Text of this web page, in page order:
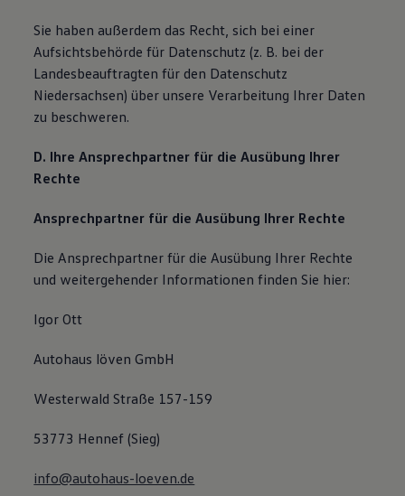
Sie haben außerdem das Recht, sich bei einer
Aufsichtsbehörde für Datenschutz (z. B. bei der
Landesbeauftragten für den Datenschutz
Niedersachsen) über unsere Verarbeitung Ihrer Daten
zu beschweren.
D. Ihre Ansprechpartner für die Ausübung Ihrer
Rechte
Ansprechpartner für die Ausübung Ihrer Rechte
Die Ansprechpartner für die Ausübung Ihrer Rechte
und weitergehender Informationen finden Sie hier:
Igor Ott
Autohaus löven GmbH
Westerwald Straße 157-159
53773 Hennef (Sieg)
info@autohaus-loeven.de